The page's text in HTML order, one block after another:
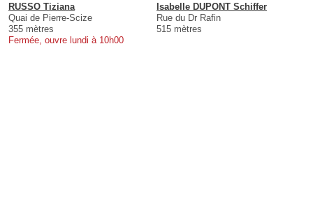
RUSSO Tiziana
Quai de Pierre-Scize
355 mètres
Fermée, ouvre lundi à 10h00
Isabelle DUPONT Schiffer
Rue du Dr Rafin
515 mètres